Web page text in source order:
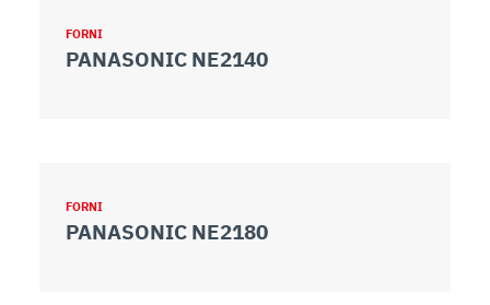
FORNI
PANASONIC NE2140
FORNI
PANASONIC NE2180